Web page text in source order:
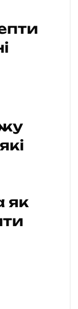
як